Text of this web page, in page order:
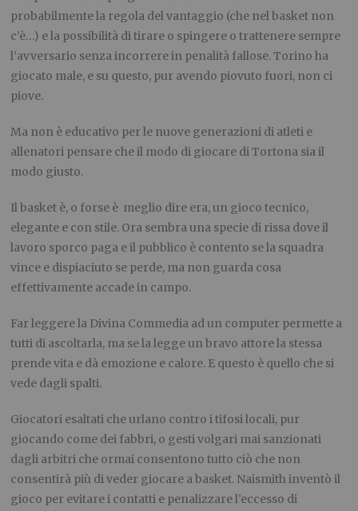
probabilmente la regola del vantaggio (che nel basket non
c’è…) e la possibilità di tirare o spingere o trattenere sempre
l’avversario senza incorrere in penalità fallose. Torino ha
giocato male, e su questo, pur avendo piovuto fuori, non ci
piove.
Ma non è educativo per le nuove generazioni di atleti e
allenatori pensare che il modo di giocare di Tortona sia il
modo giusto.
Il basket è, o forse è meglio dire era, un gioco tecnico,
elegante e con stile. Ora sembra una specie di rissa dove il
lavoro sporco paga e il pubblico è contento se la squadra
vince e dispiaciuto se perde, ma non guarda cosa
effettivamente accade in campo.
Far leggere la Divina Commedia ad un computer permette a
tutti di ascoltarla, ma se la legge un bravo attore la stessa
prende vita e dà emozione e calore. E questo è quello che si
vede dagli spalti.
Giocatori esaltati che urlano contro i tifosi locali, pur
giocando come dei fabbri, o gesti volgari mai sanzionati
dagli arbitri che ormai consentono tutto ciò che non
consentirà più di veder giocare a basket. Naismith inventò il
gioco per evitare i contatti e penalizzare l’eccesso di